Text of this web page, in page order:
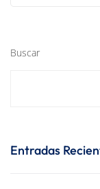
Buscar
Entradas